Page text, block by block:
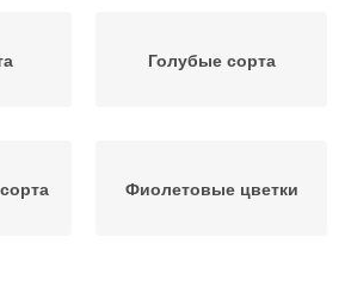
Голубые сорта
Фиолетовые цветки